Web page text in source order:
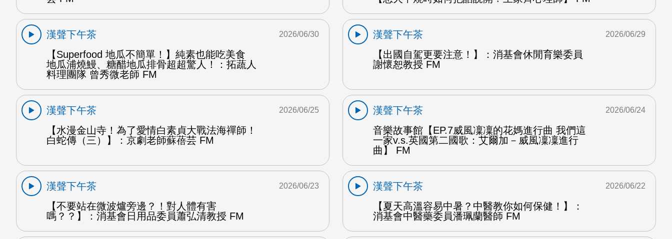
漢聲下午茶
【Superfood 地瓜不簡單！】純素也能吃美食
地瓜浦燒鰻、糖醋地瓜排骨超超驚人！：拓蔬人
料理團隊 曾秀微老師 FM
2026/06/30
漢聲下午茶
【出國自駕更要注意！】：消基會休閒育樂委員
謝懷恕教授 FM
2026/06/29
漢聲下午茶
【水漫金山寺！為了愛情白素貞大戰法海禪師！
白蛇傳（三）】：京劇老師蘇蓓芸 FM
2026/06/25
漢聲下午茶
音樂故事館【EP.7威風凜凜的花媽進行曲 我們這
一家v.s.英國第二國歌：艾爾加－威風凜凜進行
曲】 FM
2026/06/24
漢聲下午茶
【不要站在微波爐旁邊？！對人體有害
嗎？？】：消基會日用品委員蕭弘清教授 FM
2026/06/23
漢聲下午茶
【夏天高溫容易中暑？中醫教你如何保健！】：
消基會中醫藥委員潘珮蘭醫師 FM
2026/06/22